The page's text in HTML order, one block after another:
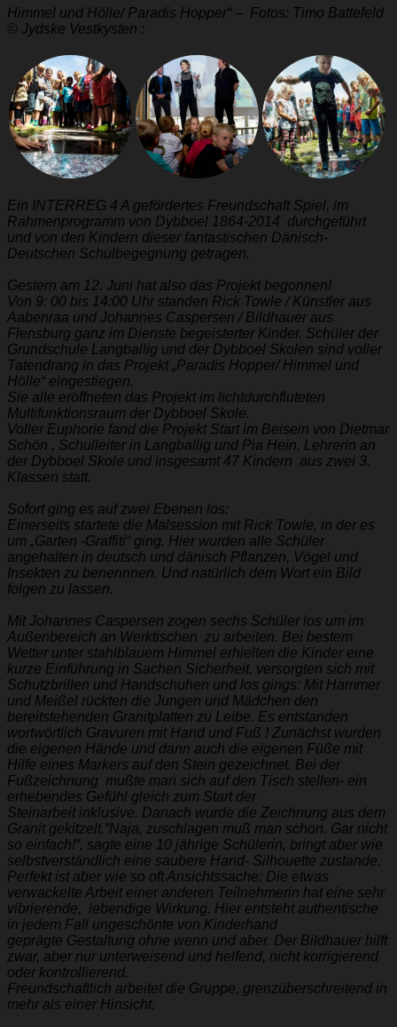
Himmel und Hölle/ Paradis Hopper“ – Fotos: Timo Battefeld
© Jydske Vestkysten :
Ein INTERREG 4 A gefördertes Freundschaft Spiel, im
Rahmenprogramm von Dybboel 1864-2014 durchgeführt
und von den Kindern dieser fantastischen Dänisch-
Deutschen Schulbegegnung getragen.
Gestern am 12. Juni hat also das Projekt begonnen!
Von 9: 00 bis 14:00 Uhr standen Rick Towle / Künstler aus
Aabenraa und Johannes Caspersen / Bildhauer aus
Flensburg ganz im Dienste begeisterter Kinder. Schüler der
Grundschule Langballig und der Dybboel Skolen sind voller
Tatendrang in das Projekt „Paradis Hopper/ Himmel und
Hölle“ eingestiegen.
Sie alle eröffneten das Projekt im lichtdurchfluteten
Multifunktionsraum der Dybboel Skole.
Voller Euphorie fand die Projekt Start im Beisein von Dietmar
Schön , Schulleiter in Langballig und Pia Hein, Lehrerin an
der Dybboel Skole und insgesamt 47 Kindern aus zwei 3.
Klassen statt.
Sofort ging es auf zwei Ebenen los:
Einerseits startete die Malsession mit Rick Towle, in der es
um „Garten -Graffiti“ ging. Hier wurden alle Schüler
angehalten in deutsch und dänisch Pflanzen, Vögel und
Insekten zu benennnen. Und natürlich dem Wort ein Bild
folgen zu lassen.
Mit Johannes Caspersen zogen sechs Schüler los um im
Außenbereich an Werktischen zu arbeiten. Bei bestem
Wetter unter stahlblauem Himmel erhielten die Kinder eine
kurze Einführung in Sachen Sicherheit, versorgten sich mit
Schutzbrillen und Handschuhen und los gings: Mit Hammer
und Meißel rückten die Jungen und Mädchen den
bereitstehenden Granitplatten zu Leibe. Es entstanden
wortwörtlich Gravuren mit Hand und Fuß ! Zunächst wurden
die eigenen Hände und dann auch die eigenen Füße mit
Hilfe eines Markers auf den Stein gezeichnet. Bei der
Fußzeichnung mußte man sich auf den Tisch stellen- ein
erhebendes Gefühl gleich zum Start der
Steinarbeit inklusive. Danach wurde die Zeichnung aus dem
Granit gekitzelt.“Naja, zuschlagen muß man schon. Gar nicht
so einfach!“, sagte eine 10 jährige Schülerin, bringt aber wie
selbstverständlich eine saubere Hand- Silhouette zustande.
Perfekt ist aber wie so oft Ansichtssache: Die etwas
verwackelte Arbeit einer anderen Teilnehmerin hat eine sehr
vibrierende, lebendige Wirkung. Hier entsteht authentische
in jedem Fall ungeschönte von Kinderhand
geprägte Gestaltung ohne wenn und aber. Der Bildhauer hilft
zwar, aber nur unterweisend und helfend, nicht korrigierend
oder kontrollierend.
Freundschaftlich arbeitet die Gruppe, grenzüberschreitend in
mehr als einer Hinsicht.